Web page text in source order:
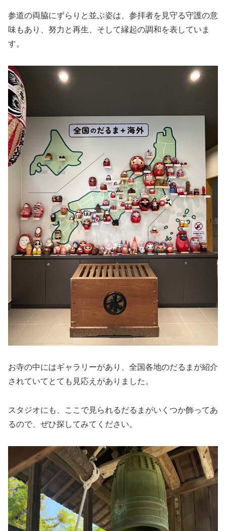
参道の両脇にずらりと並ぶ姿は、参拝者を見守る守護の意
味もあり、努力と再生、そして縁起の調和を表していま
す。
お寺の中にはギャラリーがあり、全国各地のだるまが紹介
されていてとても見応えがありました。
スタジオにも、ここで見られるだるまがいくつか飾ってあ
るので、ぜひ探してみてください。